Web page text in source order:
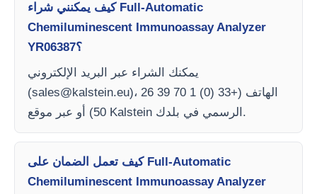
كيف يمكنني شراء Full-Automatic
Chemiluminescent Immunoassay Analyzer
YR06387؟
يمكنك الشراء عبر البريد الإلكتروني
(sales@kalstein.eu)، الهاتف (+33 (0) 1 70 39 26
50) أو عبر موقع Kalstein الرسمي في بلدك.
كيف تعمل الضمان على Full-Automatic
Chemiluminescent Immunoassay Analyzer